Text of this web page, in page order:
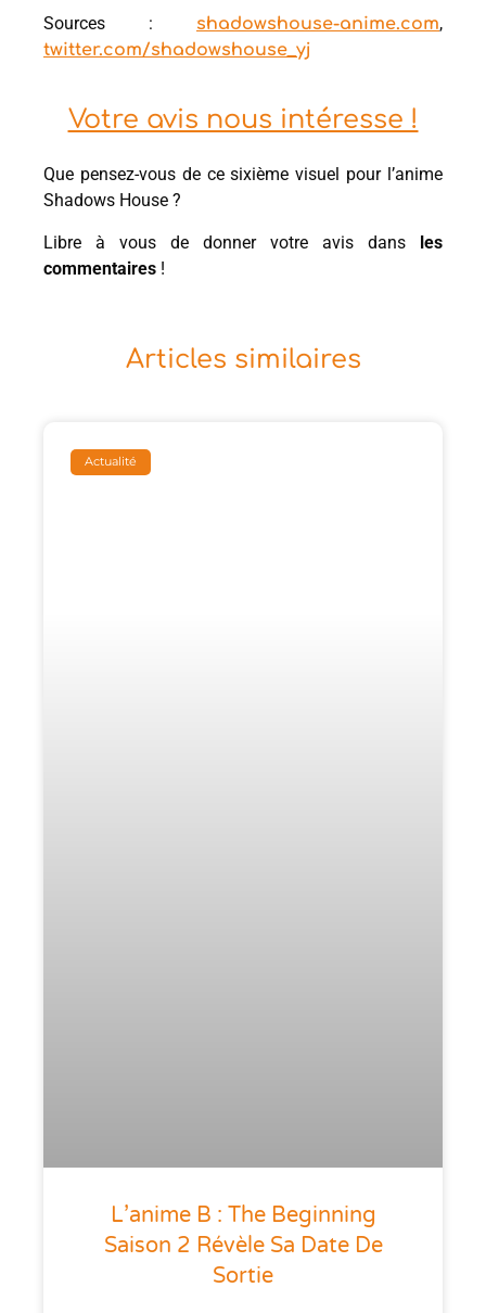
Sources : shadowshouse-anime.com,
twitter.com/shadowshouse_yj
Votre avis nous intéresse !
Que pensez-vous de ce sixième visuel pour l’anime
Shadows House ?
Libre à vous de donner votre avis dans les
commentaires !
Articles similaires
Actualité
L’anime B : The Beginning
Saison 2 Révèle Sa Date De
Sortie